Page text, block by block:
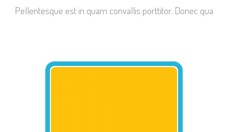
Pellentesque est in quam convallis porttitor. Donec qua